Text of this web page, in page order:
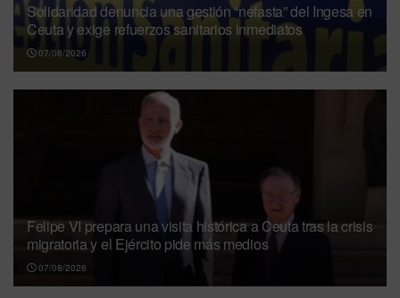
Solidaridad denuncia una gestión “nefasta” del Ingesa en
Ceuta y exige refuerzos sanitarios inmediatos
07/08/2026
Felipe VI prepara una visita histórica a Ceuta tras la crisis
migratoria y el Ejército pide más medios
07/08/2026